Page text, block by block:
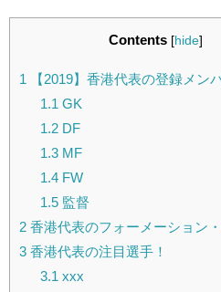
Contents [hide]
1 【2019】香港代表の登録メン
1.1 GK
1.2DF
1.3MF
1.4FW
1.5監督
2 香港代表のフォーメーション
3 香港代表の注目選手！
3.1 xxx